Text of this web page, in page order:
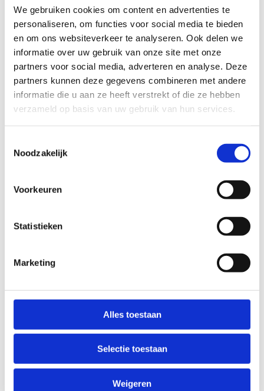
We gebruiken cookies om content en advertenties te
personaliseren, om functies voor social media te bieden
en om ons websiteverkeer te analyseren. Ook delen we
informatie over uw gebruik van onze site met onze
partners voor social media, adverteren en analyse. Deze
partners kunnen deze gegevens combineren met andere
informatie die u aan ze heeft verstrekt of die ze hebben
verzameld op basis van uw gebruik van hun services.
Noodzakelijk
Voorkeuren
Statistieken
Marketing
Alles toestaan
Selectie toestaan
Weigeren
makkelijk moeilijk
BEWEGWIJZERING
TIP:ontbrekende signalisatie kan je melden via het
Routemeldpunt
STAAT VAN PARCOURS(ONDERGROND, BEGROEIING, ONDERHOUD)
Droog
Regen
NIVEAU
Gemiddeld